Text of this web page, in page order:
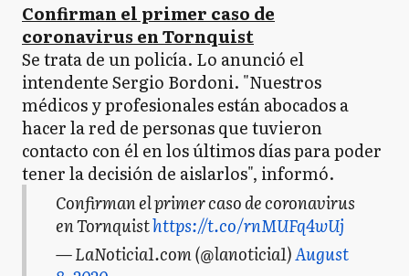
Confirman el primer caso de
coronavirus en Tornquist
Se trata de un policía. Lo anunció el
intendente Sergio Bordoni. "Nuestros
médicos y profesionales están abocados a
hacer la red de personas que tuvieron
contacto con él en los últimos días para poder
tener la decisión de aislarlos", informó.
Confirman el primer caso de coronavirus
en Tornquisthttps://t.co/rnMUFq4wUj
— LaNoticia1.com (@lanoticia1)August